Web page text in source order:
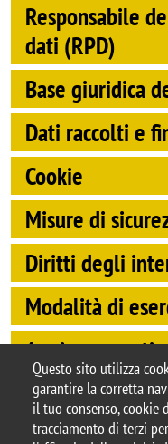
Questo sito utilizza
garantire la corretta
il tuo consenso,
tracciamento di terzi
Responsabile
dati (RPD)
Base giuridica
Dati raccolti e
Cookie
Misure di
Diritti degli
Modalità di
Aggiornamenti
© 2025